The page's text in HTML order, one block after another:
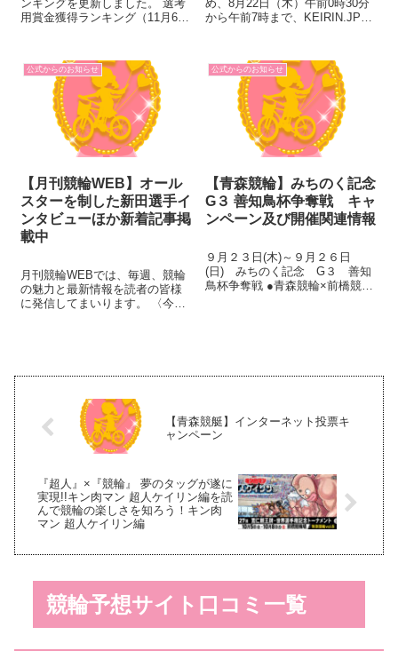
ンキングを更新しました。 選考
用賞金獲得ランキング（11月6日
るKEIRINグランプリ選考要件 次
回出走予定 1 三谷 竜生 奈良
め、8月22日（木）午前0時30分
から午前7時まで、KEIRIN.JPが
けいたしますが、ご理解いただ
きますようお願いいたします。
公式からのお知らせ
【月刊競輪WEB】オール
スターを制した新田選手イ
ンタビューほか新着記事掲
載中
月刊競輪WEBでは、毎週、競輪
の魅力と最新情報を読者の皆様
に発信してまいります。 〈今週
手。新田選手に『オリンピック
公式からのお知らせ
【青森競輪】みちのく記念
G３ 善知鳥杯争奪戦 キャ
ンペーン及び開催関連情報
９月２３日(木)～９月２６日
(日) みちのく記念 G３ 善知
鳥杯争奪戦 ●青森競輪×前橋競輪
【青森競艇】インターネット投票キ
ャンペーン
『超人』×『競輪』 夢のタッグが遂に
実現!!キン肉マン 超人ケイリン編を読
んで競輪の楽しさを知ろう！キン肉
マン 超人ケイリン編
競輪予想サイト口コミ一覧